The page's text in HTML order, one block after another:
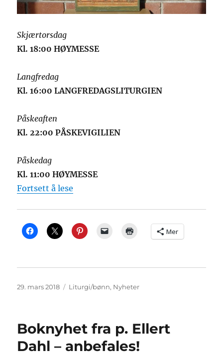
Skjærtorsdag
Kl. 18:00 HØYMESSE
Langfredag
Kl. 16:00 LANGFREDAGSLITURGIEN
Påskeaften
Kl. 22:00 PÅSKEVIGILIEN
Påskedag
Kl. 11:00 HØYMESSE
Fortsett å lese
Mer
Publisert
29. mars 2018 Kategorier
Liturgi/bønn, Nyheter
Boknyhet fra p. Ellert
Dahl – anbefales!